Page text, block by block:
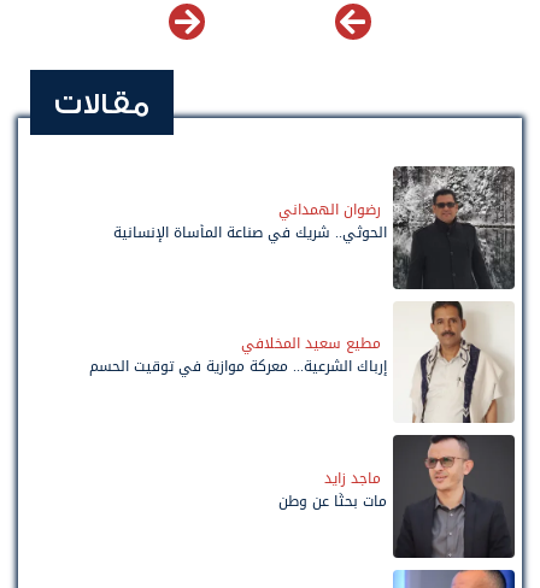
مقالات
رضوان الهمداني
الحوثي.. شريك في صناعة المأساة الإنسانية
مطيع سعيد المخلافي
إرباك الشرعية... معركة موازية في توقيت الحسم
ماجد زايد
مات بحثًا عن وطن